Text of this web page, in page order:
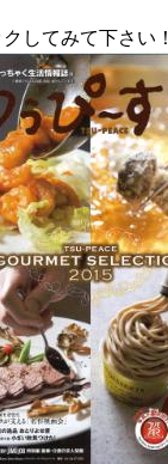
してみて下さい！